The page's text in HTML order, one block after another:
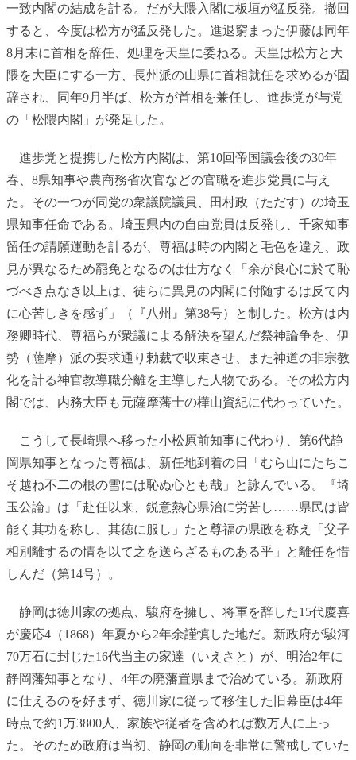
一致内閣の結成を計る。だが大隈入閣に板垣が猛反発。撤回
すると、今度は松方が猛反発した。進退窮まった伊藤は同年
8月末に首相を辞任、処理を天皇に委ねる。天皇は松方と大
隈を大臣にする一方、長州派の山県に首相就任を求めるが固
辞され、同年9月半ば、松方が首相を兼任し、進歩党が与党
の「松隈内閣」が発足した。
進歩党と提携した松方内閣は、第10回帝国議会後の30年
春、8県知事や農商務省次官などの官職を進歩党員に与え
た。その一つが同党の衆議院議員、田村政（ただす）の埼玉
県知事任命である。埼玉県内の自由党員は反発し、千家知事
留任の請願運動を計るが、尊福は時の内閣と毛色を違え、政
見が異なるため罷免となるのは仕方なく「余が良心に於て恥
づべき点なき以上は、徒らに異見の内閣に付随するは反て内
に心苦しきを感ず」（『八州』第38号）と制した。松方は内
務卿時代、尊福らが衆議による解決を望んだ祭神論争を、伊
勢（薩摩）派の要求通り勅裁で収束させ、また神道の非宗教
化を計る神官教導職分離を主導した人物である。その松方内
閣では、内務大臣も元薩摩藩士の樺山資紀に代わっていた。
こうして長崎県へ移った小松原前知事に代わり、第6代静
岡県知事となった尊福は、新任地到着の日「むら山にたちこ
そ越ね不二の根の雪には恥ぬ心とも哉」と詠んでいる。『埼
玉公論』は「赴任以来、鋭意熱心県治に労苦し……県民は皆
能く其功を称し、其徳に服し」たと尊福の県政を称え「父子
相別離するの情を以て之を送らざるものある乎」と離任を惜
しんだ（第14号）。
静岡は徳川家の拠点、駿府を擁し、将軍を辞した15代慶喜
が慶応4（1868）年夏から2年余謹慎した地だ。新政府が駿河
70万石に封じた16代当主の家達（いえさと）が、明治2年に
静岡藩知事となり、4年の廃藩置県まで治めている。新政府
に仕えるのを好まず、徳川家に従って移住した旧幕臣は4年
時点で約1万3800人、家族や従者を含めれば数万人に上っ
た。そのため政府は当初、静岡の動向を非常に警戒していた